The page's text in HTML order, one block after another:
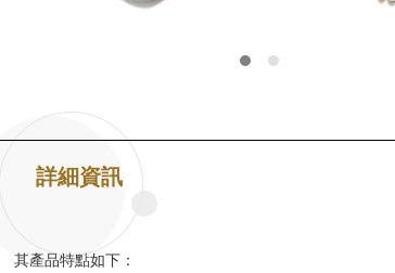
詳細資訊
其產品特點如下：